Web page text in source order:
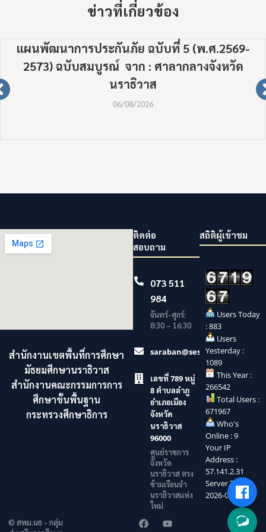
ข่าวที่เกี่ยวข้อง
แผนพัฒนาการประกันภัย ฉบับที่ 5 (พ.ศ.2569-
2573) ฉบับสมบูรณ์ จาก : ศาลากลางจังหวัด
นราธิวาส
06/08/2026
สำนักงานเขตพื้นที่การศึกษา
มัธยมศึกษานราธิวาส
สำนักงานคณะกรรมการการ
ศึกษาขั้นพื้นฐาน
กระทรวงศึกษาธิการ
ติดต่อ
สอบถาม
073 511
984
จันทร์-ศุกร์:
8:30 – 16:30
saraban@sesaonara.go.th
เลขที่ 789 หมู่
8 ตำบลลำภู
อำเภอเมือง
จังหวัด
นราธิวาส
96000
ศูนย์ราชการ
จังหวัด
นราธิวาส ตรง
ข้ามเรือนจำ
นราธิวาสแห่ง
ใหม่
สถิติผู้เข้าชม
Users Today
: 883
Users
Yesterday :
1089
This Year :
266542
Total Users :
671967
Who's
Online : 9
Your IP
Address :
57.141.2.31
Server Time :
2026-08-08
© สพม.นธ - กลุ่ม